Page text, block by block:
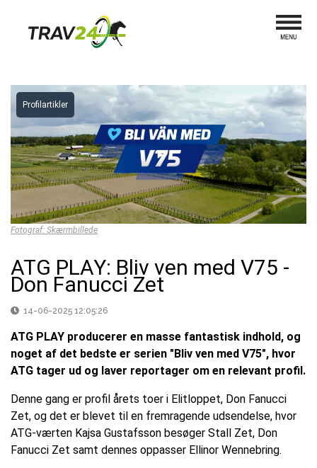
Profilartikler
Fotograf: Skærmbillede
ATG PLAY: Bliv ven med V75 -
Don Fanucci Zet
14-06-2025 12:05:26
ATG PLAY producerer en masse fantastisk indhold, og
noget af det bedste er serien "Bliv ven med V75", hvor
ATG tager ud og laver reportager om en relevant profil.
Denne gang er profil årets toer i Elitloppet, Don Fanucci
Zet, og det er blevet til en fremragende udsendelse, hvor
ATG-værten Kajsa Gustafsson besøger Stall Zet, Don
Fanucci Zet samt dennes oppasser Ellinor Wennebring.